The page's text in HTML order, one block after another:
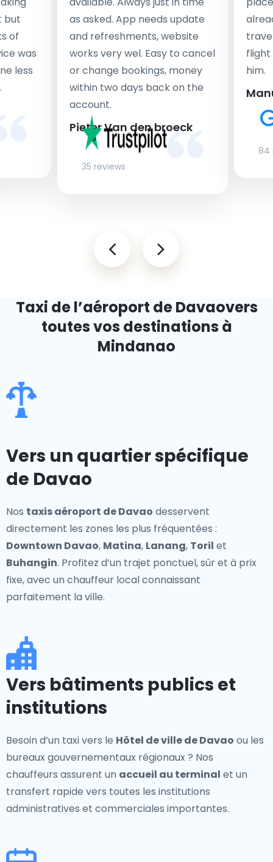
but
of
was
less
as asked. App needs update
and refreshments, website
works very wel. Easy to cancel
or change bookings, money
within two days back on the
account.
Pieter Van den broeck
35 reviews
flight
him.
84
Taxi de l’aéroport de Davaovers
toutes vos destinations à
Mindanao
Vers un quartier spécifique
de Davao
Nos taxis aéroport de Davao desservent
directement les zones les plus fréquentées :
Downtown Davao, Matina, Lanang, Toril et
Buhangin. Profitez d’un trajet ponctuel, sûr et à prix
fixe, avec un chauffeur local connaissant
parfaitement la ville.
Vers bâtiments publics et
institutions
Besoin d’un taxi vers le Hôtel de ville de Davao ou les
bureaux gouvernementaux régionaux ? Nos
chauffeurs assurent un accueil au terminal et un
transfert rapide vers toutes les institutions
administratives et commerciales importantes.